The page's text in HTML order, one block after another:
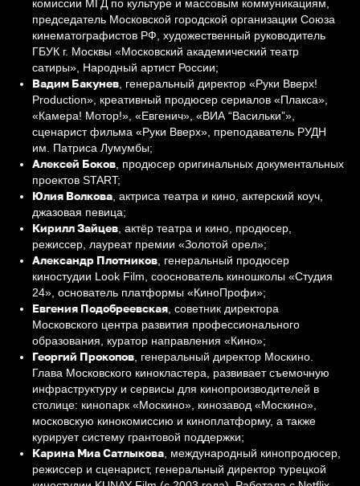
комиссии МГД по культуре и массовым коммуникациям,
председатель Московской городской организации Союза
кинематографистов РФ, художественный руководитель
ГБУК г. Москвы «Московский академический театр
сатиры», Народный артист России;
Вадим Бакунев, генеральный директор «Руки Вверх!
Production», креативный продюсер сериалов «Плакса»,
«Камера! Мотор!», «Евгенич», «ВИА “Васильки”»,
сценарист фильма «Руки Вверх», преподаватель РУДН
им. Патриса Лумумбы;
Алексей Боков, продюсер оригинальных документальных
проектов START;
Юлия Волкова, актриса театра и кино, актерский коуч,
джазовая певица;
Кирилл Зайцев, актёр театра и кино, продюсер,
режиссер, лауреат премии «Золотой орел»;
Александр Плотников, генеральный продюсер
киностудии Look Film, сооснователь киношколы «Студия
24», основатель платформы «КиноПрофи»;
Евгения Подобреевская, советник директора
Московского центра развития профессионального
образования, куратор направления «Кино»;
Георгий Прокопов, генеральный директор Москино.
Глава Московского кинокластера, развивает съемочную
инфраструктуру и сервисы для кинопроизводителей в
столице: кинопарк «Москино», кинозавод «Москино»,
московскую кинокомиссию и киноплатформу, а также
курирует систему грантовой поддержки;
Карина Миа Сатлыкова, международный кинопродюсер,
режиссер и сценарист, генеральный директор турецкой